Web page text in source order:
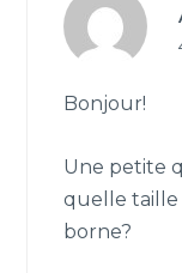
Bonjour!
Une petite
quelle taille
borne?